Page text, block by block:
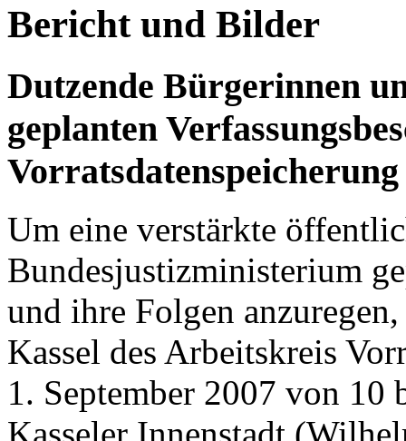
Bericht und Bilder
Dutzende Bürgerinnen
geplanten
Vorratsdatenspeicherung
Um eine verstärkte
Bundesjustizministerium
und ihre Folgen
Kassel des Arbeitskreis
1. September 2007 von